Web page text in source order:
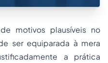
motivos plausíveis no
ser equiparada à mera
a prática